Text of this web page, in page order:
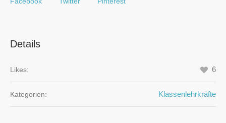
Details
Likes: 6
Kategorien: Klassenlehrkräfte